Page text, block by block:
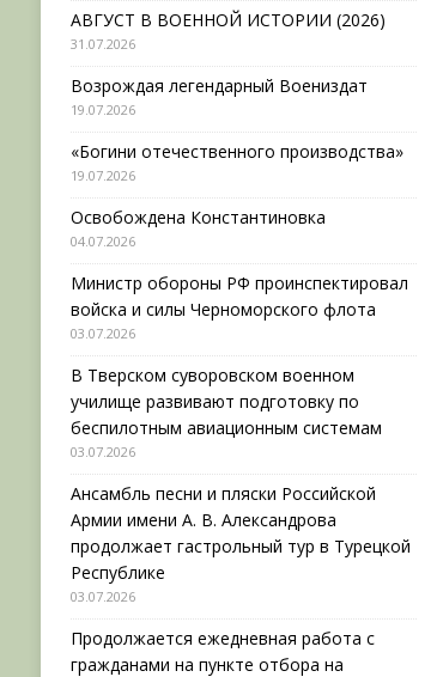
АВГУСТ В ВОЕННОЙ ИСТОРИИ (2026)
31.07.2026
Возрождая легендарный Воениздат
19.07.2026
«Богини отечественного производства»
19.07.2026
Освобождена Константиновка
04.07.2026
Министр обороны РФ проинспектировал
войска и силы Черноморского флота
03.07.2026
В Тверском суворовском военном
училище развивают подготовку по
беспилотным авиационным системам
03.07.2026
Ансамбль песни и пляски Российской
Армии имени А. В. Александрова
продолжает гастрольный тур в Турецкой
Республике
03.07.2026
Продолжается ежедневная работа с
гражданами на пункте отбора на